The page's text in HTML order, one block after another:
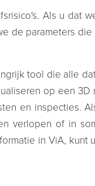
Als u dat
de parameters
tool die alle
op een
en inspecties.
verlopen of in
in ViA,